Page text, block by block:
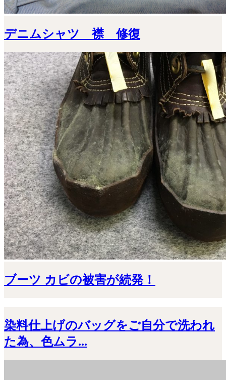
デニムシャツ 襟 修復
ブーツ カビの被害が続発！
染料仕上げのバッグをご自分で洗われ
た為、色ムラ...